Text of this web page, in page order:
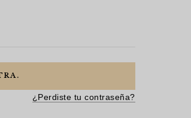
¿Perdiste tu contraseña?